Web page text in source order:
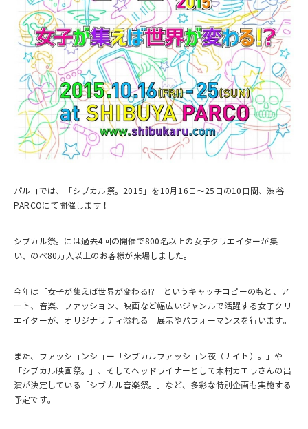
パルコでは、「シブカル祭。2015」を10月16日～25日の10日間、渋谷
PARCOにて開催します！
シブカル祭。には過去4回の開催で800名以上の女子クリエイターが集
い、のべ80万人以上のお客様が来場しました。
今年は「女子が集えば世界が変わる!?」というキャッチコピーのもと、ア
ート、音楽、ファッション、映画など幅広いジャンルで活躍する女子クリ
エイターが、オリジナリティ溢れる 展示やパフォーマンスを行います。
また、ファッションショー「シブカルファッション夜（ナイト）。」や
「シブカル映画祭。」、そしてヘッドライナーとして木村カエラさんの出
演が決定している「シブカル音楽祭。」など、多彩な特別企画も実施する
予定です。